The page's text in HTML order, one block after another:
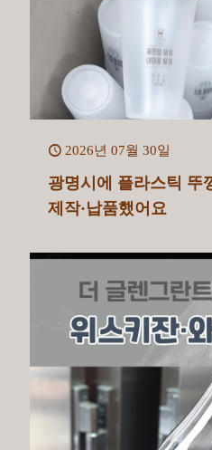
2026년 07월 30일
광명시에 플라스틱 뚜
제작·납품했어요